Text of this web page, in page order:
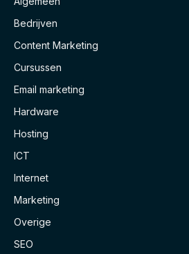
Bedrijven
Content Marketing
Cursussen
Email marketing
Hardware
Hosting
ICT
Internet
Marketing
Overige
SEO